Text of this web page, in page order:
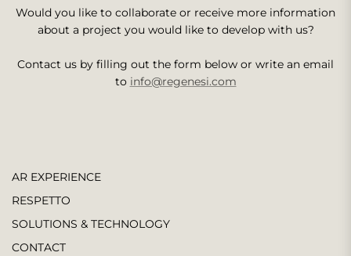
Would you like to collaborate or receive more information
about a project you would like to develop with us?
Contact us by filling out the form below or write an email
to info@regenesi.com
AR EXPERIENCE
RESPETTO
SOLUTIONS & TECHNOLOGY
CONTACT